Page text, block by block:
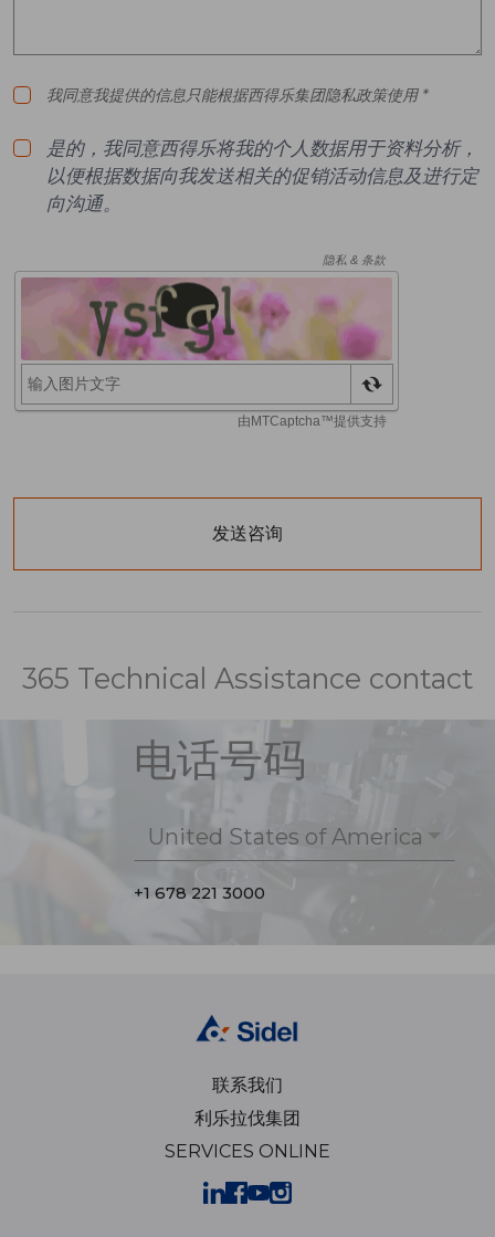
我同意我提供的信息只能根据西得乐集团隐私政策使用 *
是的，我同意西得乐将我的个人数据用于资料分析，
以便根据数据向我发送相关的促销活动信息及进行定
向沟通。
365 Technical Assistance contact
电话号码
United States of America
+1 678 221 3000
联系我们
利乐拉伐集团
SERVICES ONLINE